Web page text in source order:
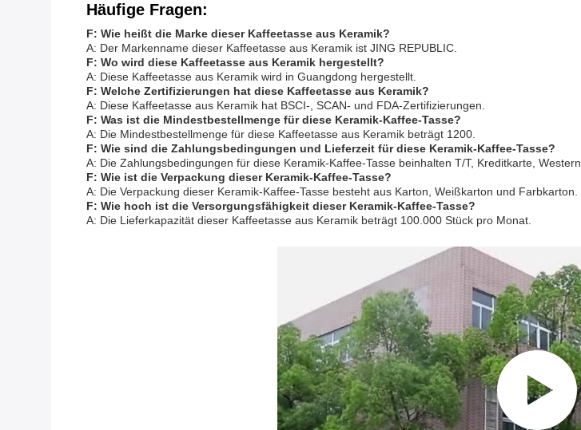
Häufige Fragen:
F: Wie heißt die Marke dieser Kaffeetasse aus Keramik?
A: Der Markenname dieser Kaffeetasse aus Keramik ist JING REPUBLIC.
F: Wo wird diese Kaffeetasse aus Keramik hergestellt?
A: Diese Kaffeetasse aus Keramik wird in Guangdong hergestellt.
F: Welche Zertifizierungen hat diese Kaffeetasse aus Keramik?
A: Diese Kaffeetasse aus Keramik hat BSCI-, SCAN- und FDA-Zertifizierungen.
F: Was ist die Mindestbestellmenge für diese Keramik-Kaffee-Tasse?
A: Die Mindestbestellmenge für diese Kaffeetasse aus Keramik beträgt 1200.
F: Wie sind die Zahlungsbedingungen und Lieferzeit für diese Keramik-Kaffee-Tasse?
A: Die Zahlungsbedingungen für diese Keramik-Kaffee-Tasse beinhalten T/T, Kreditkarte,
F: Wie ist die Verpackung dieser Keramik-Kaffee-Tasse?
A: Die Verpackung dieser Keramik-Kaffee-Tasse besteht aus Karton, Weißkarton und Farbkarton.
F: Wie hoch ist die Versorgungsfähigkeit dieser Keramik-Kaffee-Tasse?
A: Die Lieferkapazität dieser Kaffeetasse aus Keramik beträgt 100.000 Stück pro Monat.